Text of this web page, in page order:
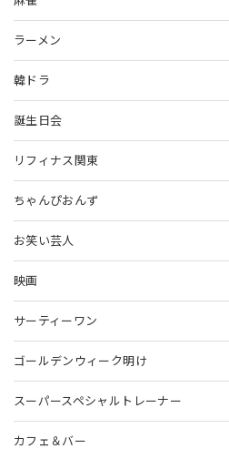
ラーメン
韓ドラ
誕生日会
リフィナス関東
ちゃんぴおんず
お笑い芸人
映画
サーティーワン
ゴールデンウィーク明け
スーパースペシャルトレーナー
カフェ＆バー